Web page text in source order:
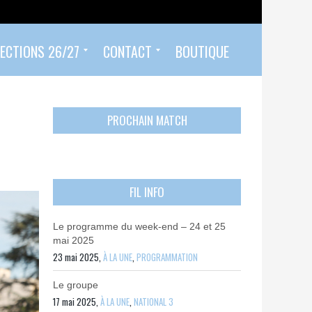
26/27 CONTACT BOUTIQUE
PROCHAIN MATCH
FIL INFO
Le programme du week-end – 24 et 25
mai 2025
23 mai 2025,À LA UNE,PROGRAMMATION
Le groupe
17 mai 2025,À LA UNE,NATIONAL 3